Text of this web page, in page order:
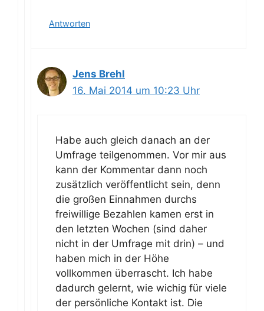
Antworten
Jens Brehl
16. Mai 2014 um 10:23 Uhr
Habe auch gleich danach an der
Umfrage teilgenommen. Vor mir aus
kann der Kommentar dann noch
zusätzlich veröffentlicht sein, denn
die großen Einnahmen durchs
freiwillige Bezahlen kamen erst in
den letzten Wochen (sind daher
nicht in der Umfrage mit drin) – und
haben mich in der Höhe
vollkommen überrascht. Ich habe
dadurch gelernt, wie wichig für viele
der persönliche Kontakt ist. Die